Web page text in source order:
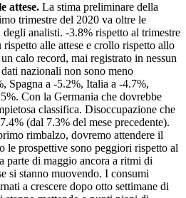
attese. La stima preliminare della
trimestre del 2020 va oltre le
analisti. -3.8% rispetto al trimestre
alle attese e crollo rispetto allo
calo record, mai registrato in nessun
nazionali non sono meno
Spagna a -5.2%, Italia a -4.7%,
Con la Germania che dovrebbe
classifica. Disoccupazione che
(dal 7.3% del mese precedente).
rimbalzo, dovremo attendere il
le prospettive sono peggiori rispetto al
parte di maggio ancora a ritmi di
si stanno muovendo. I consumi
a crescere dopo otto settimane di